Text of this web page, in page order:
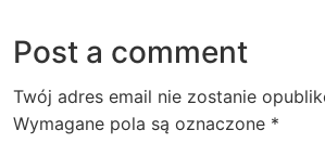
Post a comment
Twój adres email nie zostanie
Wymagane pola są oznaczone *